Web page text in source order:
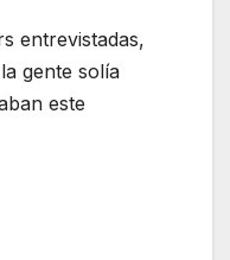
entrevistadas,
gente solía
este